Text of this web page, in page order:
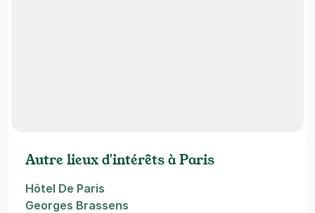
Autre lieux d'intérêts à Paris
Hôtel De Paris
Georges Brassens